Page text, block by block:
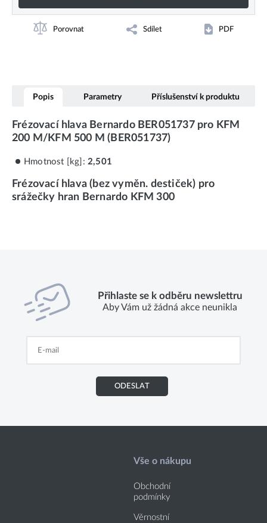
Porovnat Sdílet PDF
Popis Parametry Příslušenství k produktu
Frézovací hlava Bernardo BER051737 pro KFM
200 M/KFM 500 M (BER051737)
Hmotnost [kg]: 2,501
Frézovací hlava (bez vyměn. destiček) pro
srážečky hran Bernardo KFM 300
Přihlaste se k odběru newslettru
Aby Vám už žádná akce neunikla
ODESLAT
Vše o nákupu
Obchodní
podmínky
Věrnostní